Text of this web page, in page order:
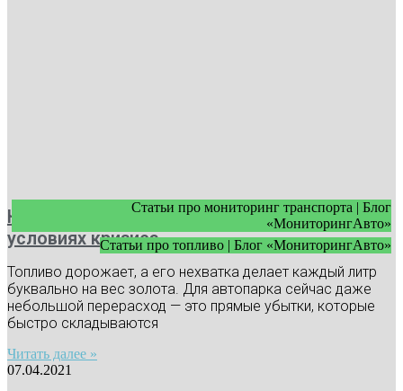
Статьи про мониторинг транспорта | Блог
«МониторингАвто»
Статьи про топливо | Блог «МониторингАвто»
Как экономить топливо в автопарке в
условиях кризиса
Топливо дорожает, а его нехватка делает каждый литр
буквально на вес золота. Для автопарка сейчас даже
небольшой перерасход — это прямые убытки, которые
быстро складываются
Читать далее »
07.04.2021